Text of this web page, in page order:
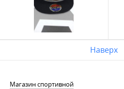
Наверх
Магазин спортивной